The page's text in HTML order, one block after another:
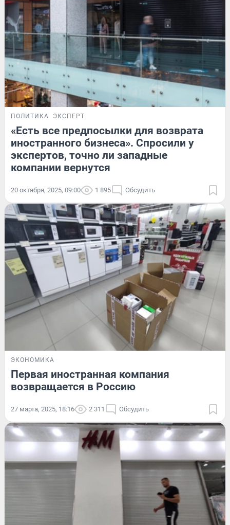
ПОЛИТИКА ЭКСПЕРТ
«Есть все предпосылки для возврата
иностранного бизнеса». Спросили у
экспертов, точно ли западные
компании вернутся
20 октября, 2025, 09:00 1 895 Обсудить
ЭКОНОМИКА
Первая иностранная компания
возвращается в Россию
27 марта, 2025, 18:16 2 311 Обсудить